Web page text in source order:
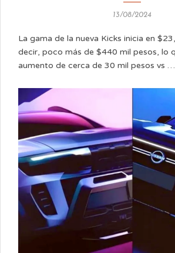
13/08/2024
La gama de la nueva Kicks inicia en
decir, poco más de $440 mil pesos, lo
aumento de cerca de 30 mil pesos vs …